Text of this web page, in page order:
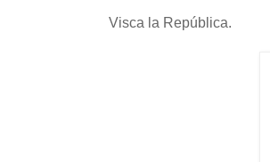
Visca la República.